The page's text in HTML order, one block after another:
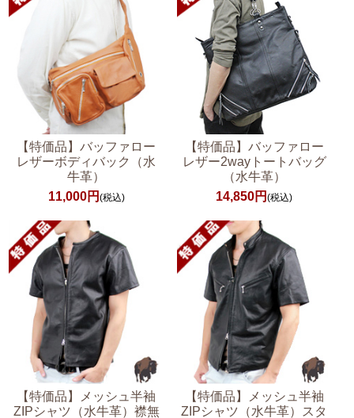
【特価品】バッファロー
レザーボディバック（水
牛革）
11,000円 (税込)
【特価品】バッファロー
レザー2wayトートバッグ
（水牛革）
14,850円(税込)
【特価品】メッシュ半袖
ZIPシャツ（水牛革）襟無
【特価品】メッシュ半袖
ZIPシャツ（水牛革）スタ